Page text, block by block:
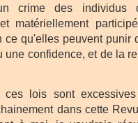
crime des
matériellement
ce qu'elles peuvent punir
une confidence, et de la
lois sont
dans cette